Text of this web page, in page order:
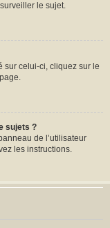
le sujet.
sur celui-ci, cliquez sur le
sujets ?
de l’utilisateur
les instructions.